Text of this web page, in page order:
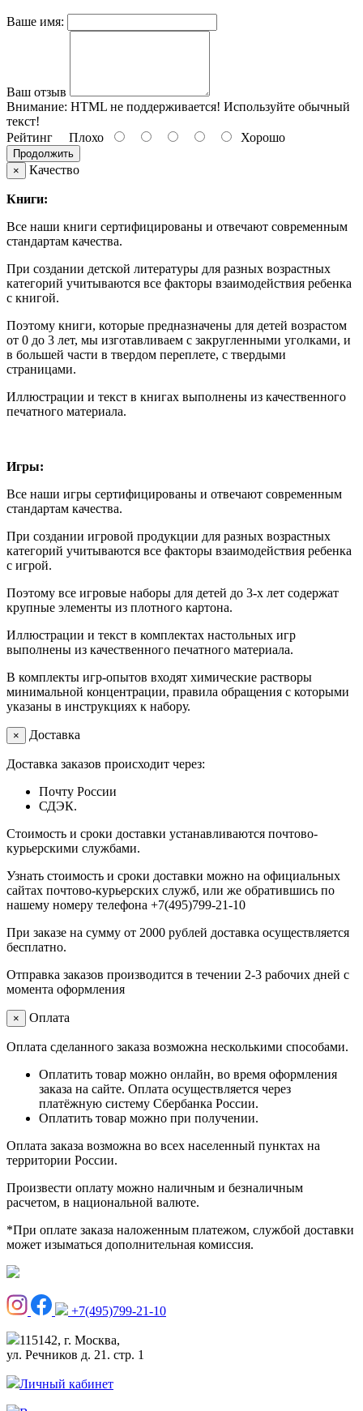
Ваше имя:
Ваш отзыв
Внимание: HTML не поддерживается! Используйте обычный
текст!
Рейтинг Плохо Хорошо
Продолжить
×
Качество
Книги:
Все наши книги сертифицированы и отвечают современным
стандартам качества.
При создании детской литературы для разных возрастных
категорий учитываются все факторы взаимодействия ребенка
с книгой.
Поэтому книги, которые предназначены для детей возрастом
от 0 до 3 лет, мы изготавливаем с закругленными уголками, и
в большей части в твердом переплете, с твердыми
страницами.
Иллюстрации и текст в книгах выполнены из качественного
печатного материала.
Игры:
Все наши игры сертифицированы и отвечают современным
стандартам качества.
При создании игровой продукции для разных возрастных
категорий учитываются все факторы взаимодействия ребенка
с игрой.
Поэтому все игровые наборы для детей до 3-х лет содержат
крупные элементы из плотного картона.
Иллюстрации и текст в комплектах настольных игр
выполнены из качественного печатного материала.
В комплекты игр-опытов входят химические растворы
минимальной концентрации, правила обращения с которыми
указаны в инструкциях к набору.
× Доставка
Доставка заказов происходит через:
Почту России
СДЭК.
Стоимость и сроки доставки устанавливаются почтово-
курьерскими службами.
Узнать стоимость и сроки доставки можно на официальных
сайтах почтово-курьерских служб, или же обратившись по
нашему номеру телефона +7(495)799-21-10
При заказе на сумму от 2000 рублей доставка осуществляется
бесплатно.
Отправка заказов производится в течении 2-3 рабочих дней с
момента оформления
× Оплата
Оплата сделанного заказа возможна несколькими способами.
Оплатить товар можно онлайн, во время оформления
заказа на сайте. Оплата осуществляется через
платёжную систему Сбербанка России.
Оплатить товар можно при получении.
Оплата заказа возможна во всех населенный пунктах на
территории России.
Произвести оплату можно наличным и безналичным
расчетом, в национальной валюте.
*При оплате заказа наложенным платежом, службой доставки
может изыматься дополнительная комиссия.
+7(495)799-21-10
115142, г. Москва,
ул. Речников д. 21. стр. 1
Личный кабинет